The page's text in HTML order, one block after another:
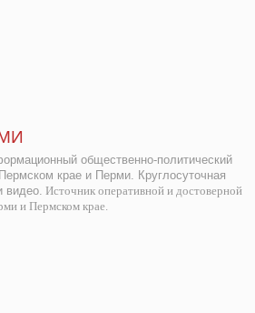
общественно-политический
крае и Перми. Круглосуточная
видео. Источник оперативной и достоверной
и Пермском крае.